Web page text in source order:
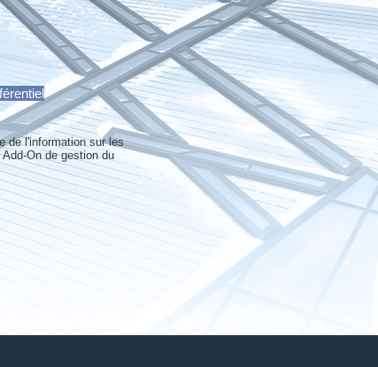
de l'information sur les
On de gestion du